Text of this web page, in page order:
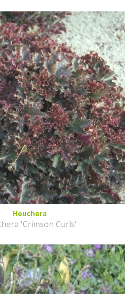
Heuchera
'Crimson Curls'